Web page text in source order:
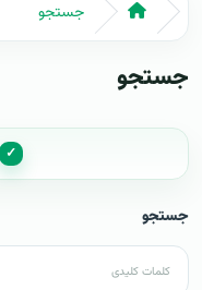
جستجو
جستجو
✓
جستجو